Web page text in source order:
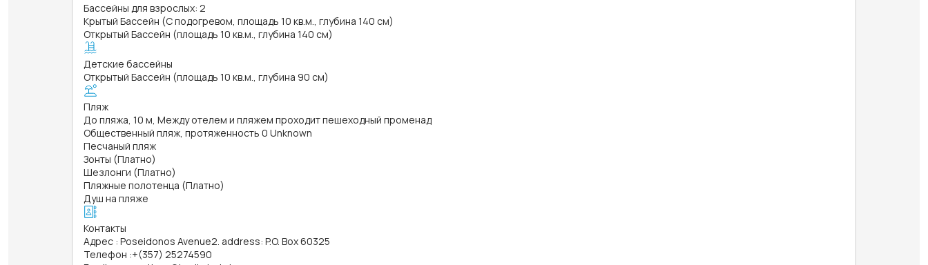
Бассейны для взрослых: 2
Крытый Бассейн (С подогревом, площадь 10 кв.м., глубина 140 см)
Открытый Бассейн (площадь 10 кв.м., глубина 140 см)
Детские бассейны
Открытый Бассейн (площадь 10 кв.м., глубина 90 см)
Пляж
До пляжа, 10 м, Между отелем и пляжем проходит пешеходный променад
Общественный пляж, протяженность 0 Unknown
Песчаный пляж
Зонты (Платно)
Шезлонги (Платно)
Пляжные полотенца (Платно)
Душ на пляже
Контакты
Адрес : Poseidonos Avenue2. address: P.O. Box 60325
Телефон :+(357) 25274590